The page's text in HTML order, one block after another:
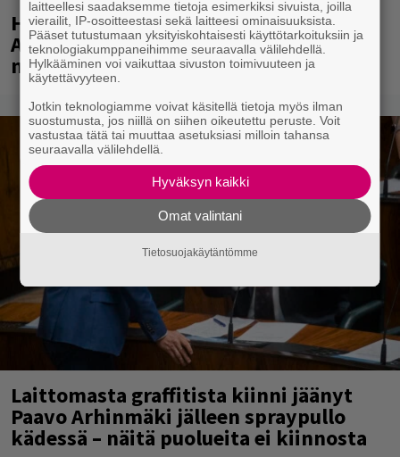
Huomenna se ilmestyy – CMX:stä tutun
A.W. Yrjänän uutuusalbumi om
mammuttimainen kokonaisuus
Laittomasta graffitista kiinni jäänyt
Paavo Arhinmäki jälleen spraypullo
kädessä – näitä puolueita ei kiinnosta
laitteellesi saadaksemme tietoja esimerkiksi sivuista, joilla
vierailit, IP-osoitteestasi sekä laitteesi ominaisuuksista.
Pääset tutustumaan yksityiskohtaisesti käyttötarkoituksiin ja
teknologiakumppaneihimme seuraavalla välilehdellä.
Hylkääminen voi vaikuttaa sivuston toimivuuteen ja
käytettävyyteen.
Jotkin teknologiamme voivat käsitellä tietoja myös ilman
suostumusta, jos niillä on siihen oikeutettu peruste. Voit
vastustaa tätä tai muuttaa asetuksiasi milloin tahansa
seuraavalla välilehdellä.
Hyväksyn kaikki
Omat valintani
Tietosuojakäytäntömme